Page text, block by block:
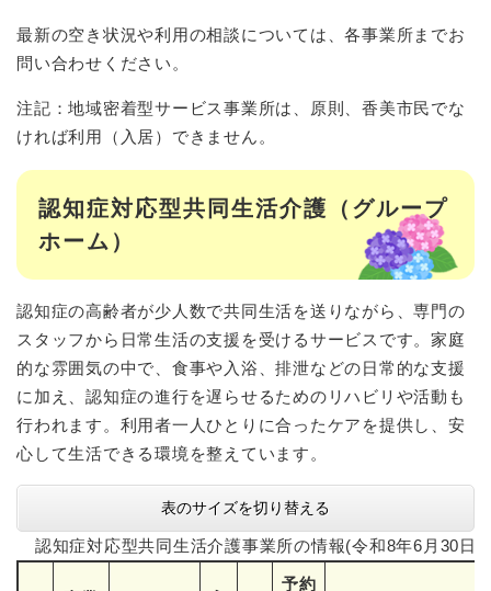
最新の空き状況や利用の相談については、各事業所までお
問い合わせください。
注記：地域密着型サービス事業所は、原則、香美市民でな
ければ利用（入居）できません。
認知症対応型共同生活介護（グループ
ホーム）
認知症の高齢者が少人数で共同生活を送りながら、専門の
スタッフから日常生活の支援を受けるサービスです。家庭
的な雰囲気の中で、食事や入浴、排泄などの日常的な支援
に加え、認知症の進行を遅らせるためのリハビリや活動も
行われます。利用者一人ひとりに合ったケアを提供し、安
心して生活できる環境を整えています。
表のサイズを切り替える
認知症対応型共同生活介護事業所の情報(令和8年6月30日
予約